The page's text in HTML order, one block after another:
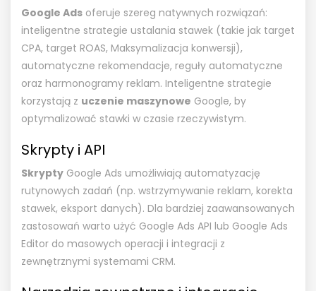
Google Ads oferuje szereg natywnych rozwiązań:
inteligentne strategie ustalania stawek (takie jak target
CPA, target ROAS, Maksymalizacja konwersji),
automatyczne rekomendacje, reguły automatyczne
oraz harmonogramy reklam. Inteligentne strategie
korzystają z uczenie maszynowe Google, by
optymalizować stawki w czasie rzeczywistym.
Skrypty i API
Skrypty Google Ads umożliwiają automatyzację
rutynowych zadań (np. wstrzymywanie reklam, korekta
stawek, eksport danych). Dla bardziej zaawansowanych
zastosowań warto użyć Google Ads API lub Google Ads
Editor do masowych operacji i integracji z
zewnętrznymi systemami CRM.